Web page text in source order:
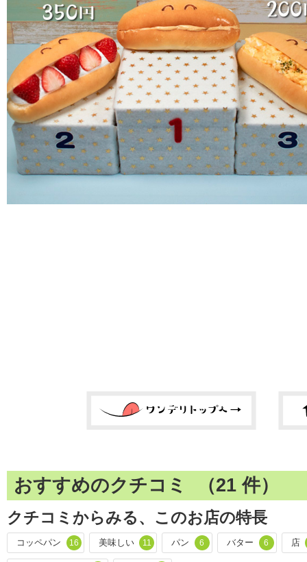
おすすめのクチコミ （21 件）
クチコミからみる、このお店の特長
コッペパン 16 美味しい 11 パン 6 バター 6 店